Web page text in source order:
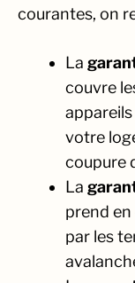
courantes, on
La
couvre
votre
coupure
La
prend
par les